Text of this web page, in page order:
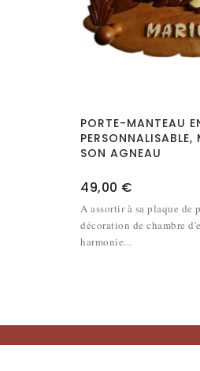
PORTE-MANTEAU
SON AGNEAU
Prix
49,00 €
A assortir à sa plaque de
décoration de chambre
harmonie...